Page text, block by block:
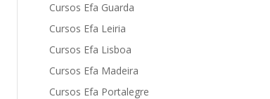
Cursos Efa Guarda
Cursos Efa Leiria
Cursos Efa Lisboa
Cursos Efa Madeira
Cursos Efa Portalegre